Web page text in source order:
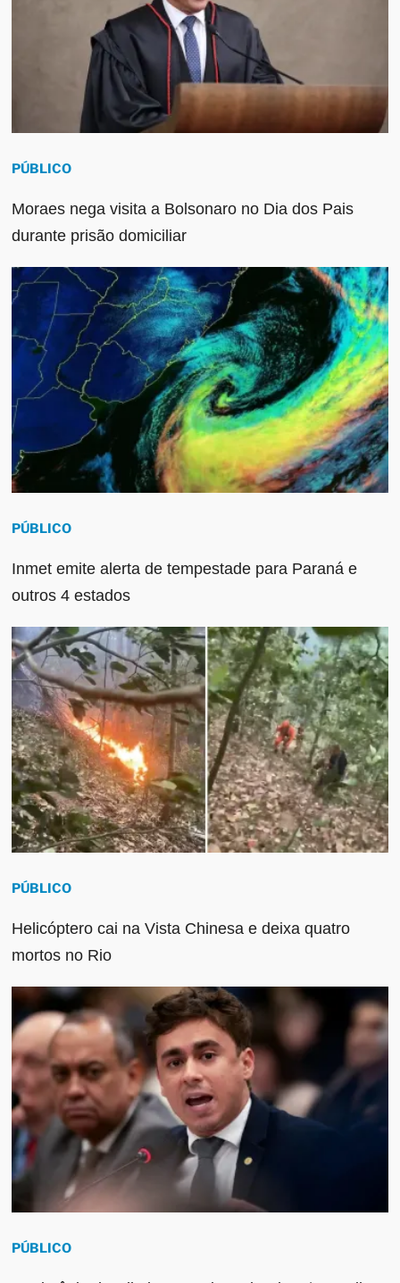
PÚBLICO
Moraes nega visita a Bolsonaro no Dia dos Pais
durante prisão domiciliar
PÚBLICO
Inmet emite alerta de tempestade para Paraná e
outros 4 estados
PÚBLICO
Helicóptero cai na Vista Chinesa e deixa quatro
mortos no Rio
PÚBLICO